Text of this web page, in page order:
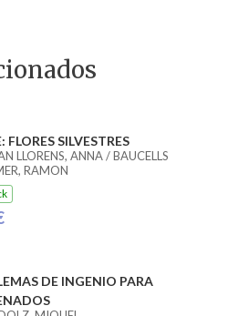
FLORES SILVESTRES
LLORENS, ANNA / BAUCELLS
RAMON
DE INGENIO PARA